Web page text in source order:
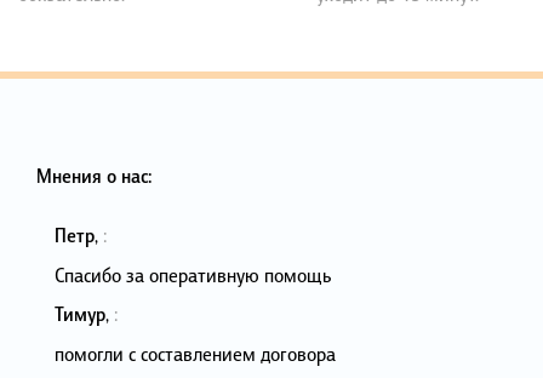
Мнения о нас:
Петр, :
Спасибо за оперативную помощь
Тимур, :
помогли с составлением договора